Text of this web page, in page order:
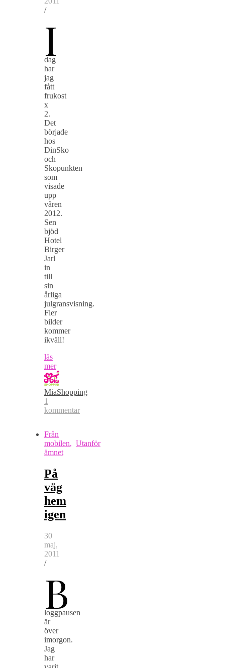
/
I
dag
har
jag
fått
frukost
x
2.
Det
började
hos
DinSko
och
Skopunkten
som
visade
upp
våren
2012.
Sen
bjöd
Hotel
Birger
Jarl
in
till
sin
årliga
julgransvisning.
Fler
bilder
kommer
ikväll!
läs
mer
MiaShopping
1
kommentar
Från
mobilen, Utanför
ämnet
På
väg
hem
igen
30
maj,
2011
/
B
loggpausen
är
över
imorgon.
Jag
har